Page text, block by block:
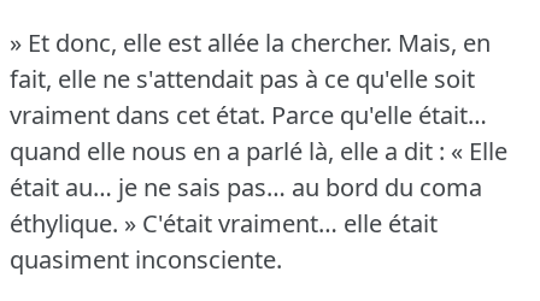
» Et donc, elle est allée la chercher. Mais, en
fait, elle ne s'attendait pas à ce qu'elle soit
vraiment dans cet état. Parce qu'elle était…
quand elle nous en a parlé là, elle a dit : « Elle
était au… je ne sais pas… au bord du coma
éthylique. » C'était vraiment… elle était
quasiment inconsciente.